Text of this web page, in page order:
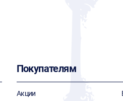
Покупателям
Акции